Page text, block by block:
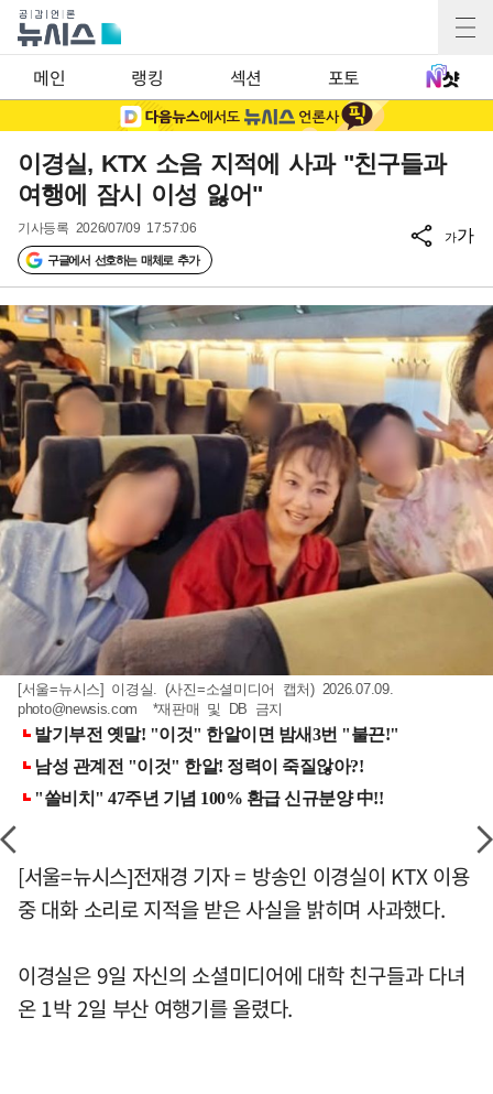
메인 랭킹 섹션 포토
이경실, KTX 소음 지적에 사과 "친구들과
여행에 잠시 이성 잃어"
기사등록 2026/07/09 17:57:06
구글에서 선호하는 매체로 추가
가가
[서울=뉴시스] 이경실. (사진=소셜미디어 캡처) 2026.07.09.
photo@newsis.com *재판매 및 DB 금지
[서울=뉴시스]전재경 기자 = 방송인 이경실이 KTX 이용
중 대화 소리로 지적을 받은 사실을 밝히며 사과했다.
이경실은 9일 자신의 소셜미디어에 대학 친구들과 다녀
온 1박 2일 부산 여행기를 올렸다.